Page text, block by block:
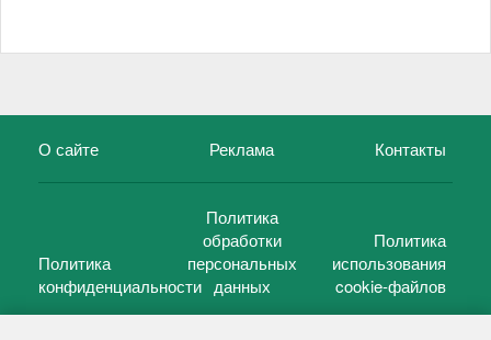
О сайте Реклама Контакты
Политика
конфиденциальности
Политика
обработки
персональных
данных
Политика
использования
cookie-файлов